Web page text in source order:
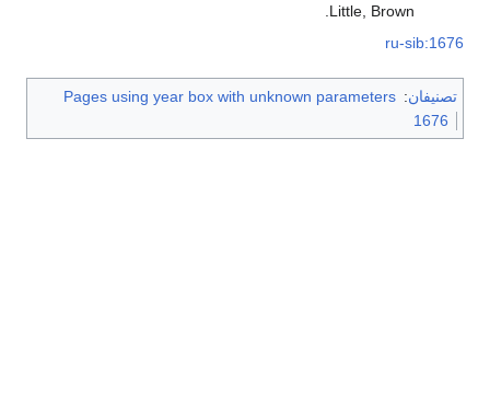
Little, Brown.
ru-sib:1676
تصنيفان:
Pages using year box with unknown parameters
1676